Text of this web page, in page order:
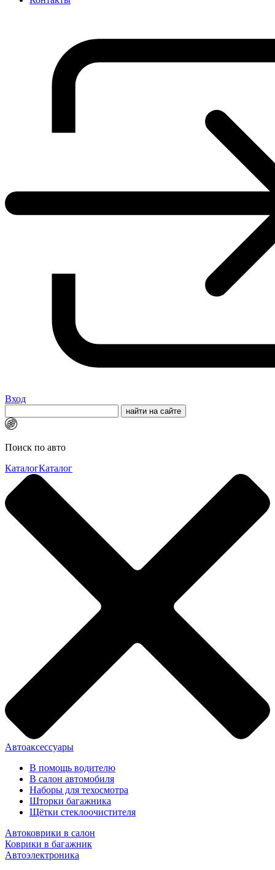
Вход
Поиск по авто
КаталогКаталог
Автоаксессуары
В помощь водителю
В салон автомобиля
Наборы для техосмотра
Шторки багажника
Щётки стеклоочистителя
Автоковрики в салон
Коврики в багажник
Автоэлектроника